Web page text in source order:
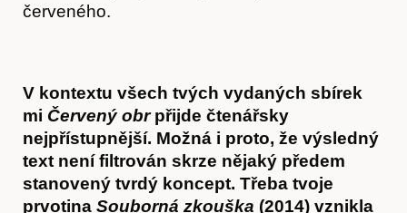
červeného.
V kontextu všech tvých vydaných sbírek
mi Červený obrpřijde čtenářsky
nejpřístupnější. Možná i proto, že výsledný
text není filtrován skrze nějaký předem
stanovený tvrdý koncept. Třeba tvoje
prvotina Souborná zkouška (2014) vznikla